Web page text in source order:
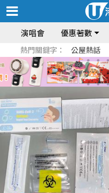
演唱會 優惠著數
熱門關鍵字： 公屋熱話